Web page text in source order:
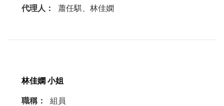
代理人：
蕭任騏、林佳嫻
林佳嫻 小姐
職稱：
組員